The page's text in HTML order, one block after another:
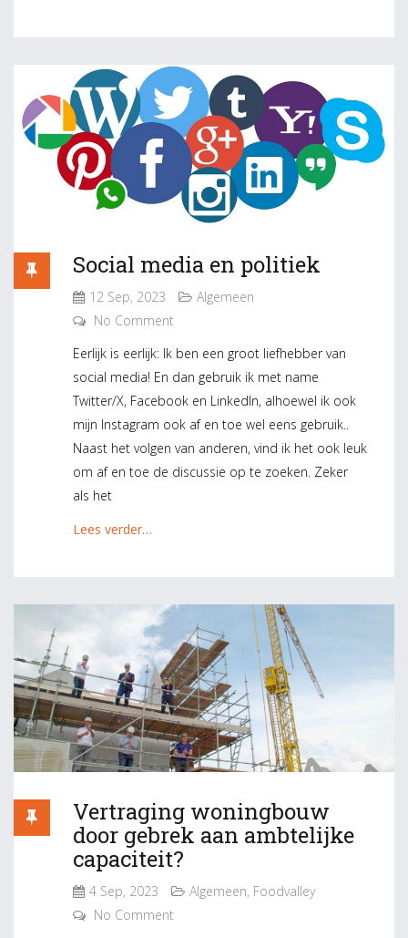
Social media en politiek
12 Sep, 2023
Algemeen
No Comment
Eerlijk is eerlijk: Ik ben een groot liefhebber van
social media! En dan gebruik ik met name
Twitter/X, Facebook en LinkedIn, alhoewel ik ook
mijn Instagram ook af en toe wel eens gebruik..
Naast het volgen van anderen, vind ik het ook leuk
om af en toe de discussie op te zoeken. Zeker
als het
Lees verder…
Vertraging woningbouw
door gebrek aan ambtelijke
capaciteit?
4 Sep, 2023 Algemeen, Foodvalley
No Comment